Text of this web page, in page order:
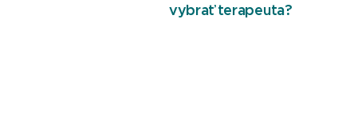
vybrať terapeuta?